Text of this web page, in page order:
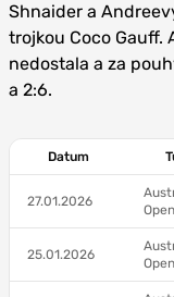
Shnaider a
trojkou Coco Gauff.
nedostala a za
a 2:6.
Datum
27.01.2026
Open
25.01.2026
Open